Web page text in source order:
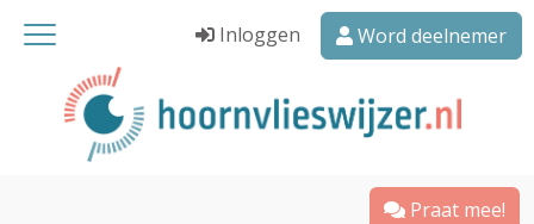
Inloggen Word deelnemer
Praat mee!